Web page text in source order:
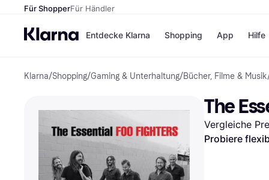
Für ShopperFür Händler
Entdecke Klarna
Zahlungsmethoden
Sofort bezahlen
Bezahle in 3
Teilzahlungen
Bezahle in bis zu 30
Tagen
Ratenzahlung
Shopping
Shops
eBay
Temu
SHEIN
App Hilfe
Klarna/Shopping/Gaming & Unterhaltung/Bücher, Filme & Musik
The
Vergleiche
Probiere